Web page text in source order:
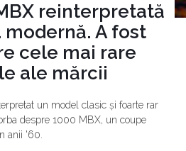
reinterpretată
A fost
cele mai rare
ale mărcii
un model clasic și foarte rar
despre 1000 MBX, un coupe
anii '60.